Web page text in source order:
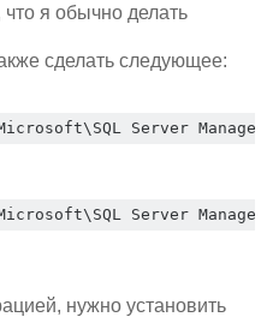
я обычно делать
сделать следующее:
\ SQL Server
\ SQL Server
нужно установить